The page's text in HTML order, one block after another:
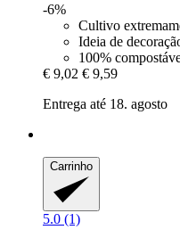
-6%
Cultivo
Ideia de
100%
€ 9,02 € 9,59
Entrega até 18. agosto
Carrinho
5.0 (1)